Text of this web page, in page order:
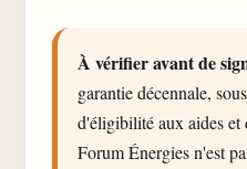
À vérifier avant de
garantie décennale,
d'éligibilité aux aides et
Forum Énergies n'est